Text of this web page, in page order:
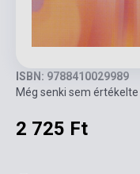
ISBN: 9788410029989
Még senki sem
2 725 Ft